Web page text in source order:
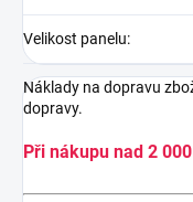
Velikost panelu:
Náklady na dopravu
dopravy.
Při nákupu nad 2